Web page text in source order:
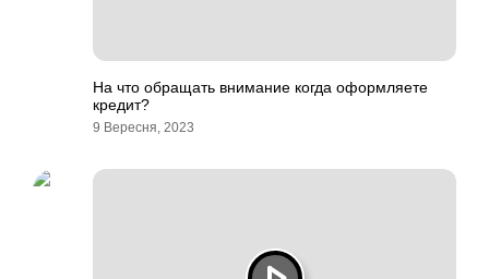
На что обращать внимание когда оформляете
кредит?
9 Вересня, 2023